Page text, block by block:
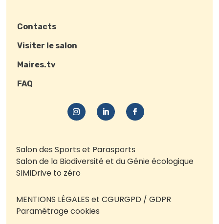
Contacts
Visiter le salon
Maires.tv
FAQ
Salon des Sports et Parasports
Salon de la Biodiversité et du Génie écologique
SIMIDrive to zéro
MENTIONS LÉGALES et CGURGPD / GDPR
Paramétrage cookies